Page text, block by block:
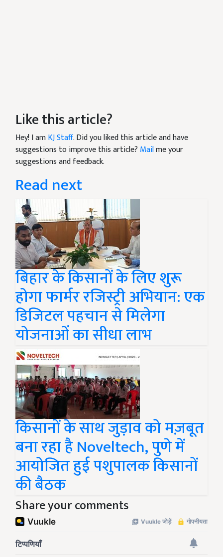
Like this article?
Hey! I amKJ Staff. Did you liked this article and have
suggestions to improve this article? Mailme your
suggestions and feedback.
Read next
बिहार के किसानों के लिए शुरू
होगा फार्मर रजिस्ट्री अभियान: एक
डिजिटल पहचान से मिलेगा
योजनाओं का सीधा लाभ
किसानों के साथ जुड़ाव को मज़बूत
बना रहा है Noveltech, पुणे में
आयोजित हुई पशुपालक किसानों
की बैठक
Share your comments